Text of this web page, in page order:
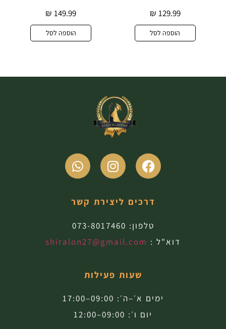
129.99
₪
הוספה לסל
149.99
₪
הוספה לסל
דרכים ליצירת קשר
טלפון: 073-8017460
דוא"ל : shiralon27@gmail.com
שעות פעילות
ימים א׳–ה׳: 09:00–17:00
יום ו׳: 09:00–12:00